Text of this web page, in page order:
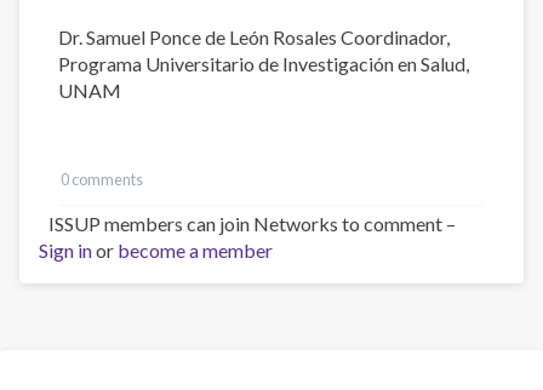
Dr. Samuel Ponce de León Rosales Coordinador,
Programa Universitario de Investigación en Salud,
UNAM
0 comments
ISSUP members can join Networks to comment –
Sign inor become a member